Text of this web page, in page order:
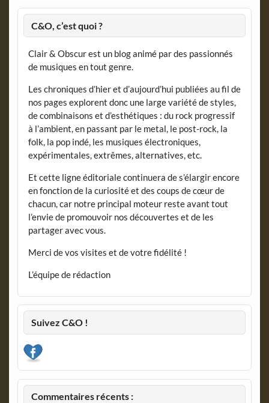
C&O, c’est quoi ?
Clair & Obscur est un blog animé par des passionnés
de musiques en tout genre.
Les chroniques d’hier et d’aujourd’hui publiées au fil de
nos pages explorent donc une large variété de styles,
de combinaisons et d’esthétiques : du rock progressif
à l’ambient, en passant par le metal, le post-rock, la
folk, la pop indé, les musiques électroniques,
expérimentales, extrêmes, alternatives, etc.
Et cette ligne éditoriale continuera de s’élargir encore
en fonction de la curiosité et des coups de cœur de
chacun, car notre principal moteur reste avant tout
l’envie de promouvoir nos découvertes et de les
partager avec vous.
Merci de vos visites et de votre fidélité !
L’équipe de rédaction
Suivez C&O !
Commentaires récents :